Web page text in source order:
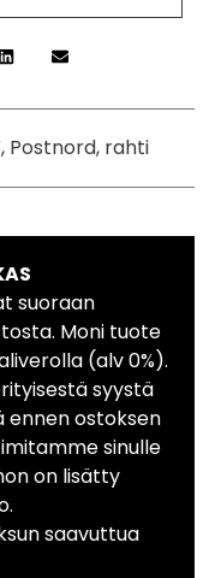
Postnord, rahti
suoraan
Moni tuote
(alv 0%).
syystä
ennen ostoksen
sinulle
on lisätty
saavuttua